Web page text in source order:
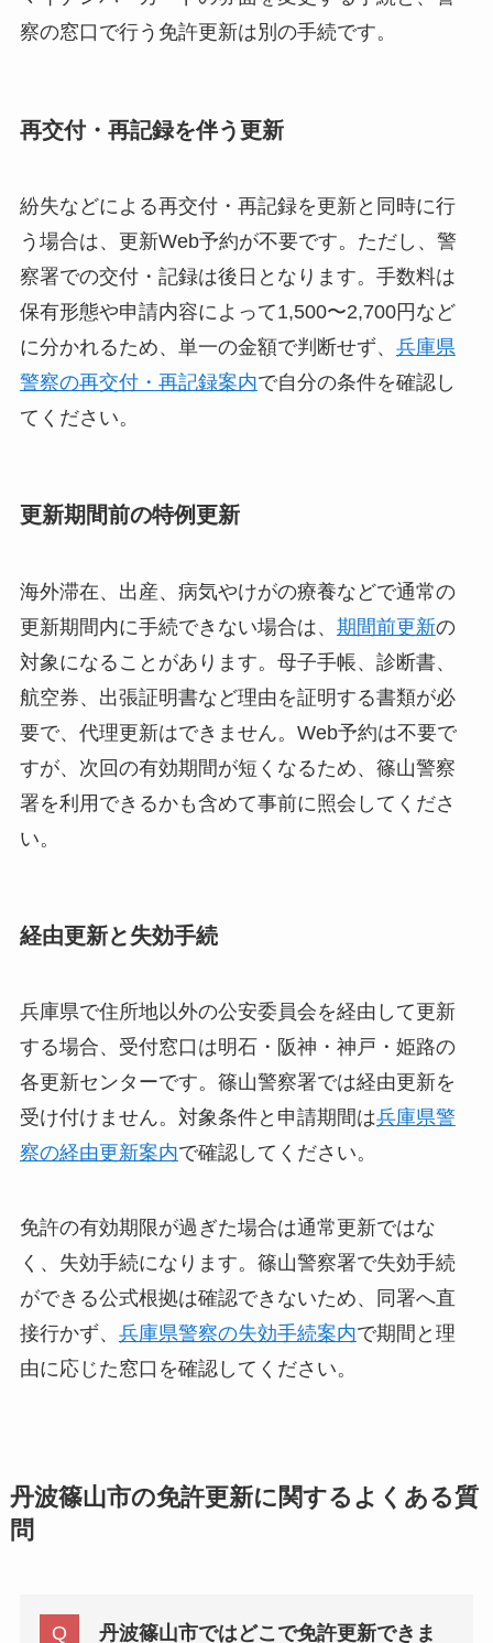
察の窓口で行う免許更新は別の手続です。
再交付・再記録を伴う更新
紛失などによる再交付・再記録を更新と同時に行
う場合は、更新Web予約が不要です。ただし、警
察署での交付・記録は後日となります。手数料は
保有形態や申請内容によって1,500〜2,700円など
に分かれるため、単一の金額で判断せず、 兵庫県
警察の再交付・再記録案内で自分の条件を確認し
てください。
更新期間前の特例更新
海外滞在、出産、病気やけがの療養などで通常の
更新期間内に手続できない場合は、 期間前更新の
対象になることがあります。母子手帳、診断書、
航空券、出張証明書など理由を証明する書類が必
要で、代理更新はできません。Web予約は不要で
すが、次回の有効期間が短くなるため、篠山警察
署を利用できるかも含めて事前に照会してくださ
い。
経由更新と失効手続
兵庫県で住所地以外の公安委員会を経由して更新
する場合、受付窓口は明石・阪神・神戸・姫路の
各更新センターです。篠山警察署では経由更新を
受け付けません。対象条件と申請期間は兵庫県警
察の経由更新案内で確認してください。
免許の有効期限が過ぎた場合は通常更新ではな
く、失効手続になります。篠山警察署で失効手続
ができる公式根拠は確認できないため、同署へ直
接行かず、 兵庫県警察の失効手続案内で期間と理
由に応じた窓口を確認してください。
丹波篠山市の免許更新に関するよくある質
問
丹波篠山市ではどこで免許更新できま